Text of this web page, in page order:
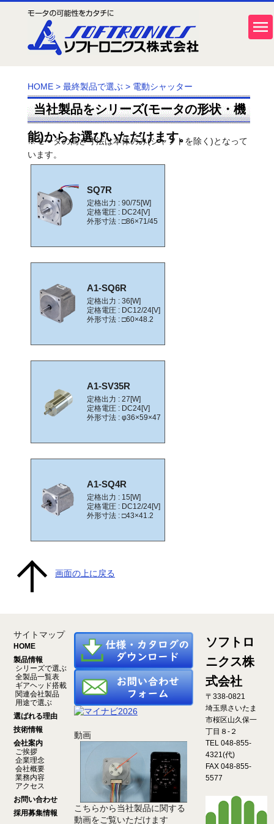
HOME> 最終製品で選ぶ > 電動シャッター
当社製品をシリーズ(モータの形状・機
能)からお選びいただけます。
※モータの高さ寸法は本体のみ(シャフトを除く)となって
います。
SQ7R
定格出力 : 90/75[W]
定格電圧 : DC24[V]
外形寸法 : □86×71/45
A1-SQ6R
定格出力 : 36[W]
定格電圧 : DC12/24[V]
外形寸法 : □60×48.2
A1-SV35R
定格出力 : 27[W]
定格電圧 : DC24[V]
外形寸法 : φ36×59×47
A1-SQ4R
定格出力 : 15[W]
定格電圧 : DC12/24[V]
外形寸法 : □43×41.2
画面の上に戻る
サイトマップ
HOME
製品情報
シリーズで選ぶ
全製品一覧表
ギアヘッド搭載
関連会社製品
用途で選ぶ
選ばれる理由
技術情報
会社案内
ご挨拶
企業理念
会社概要
業務内容
アクセス
お問い合わせ
採用募集情報
動画
こちらから当社製品に関する
動画をご覧いただけます
ソフトロ
ニクス株
式会社
〒338-0821
埼玉県さいたま
市桜区山久保一
丁目８-２
TEL 048-855-
4321(代)
FAX 048-855-
5577